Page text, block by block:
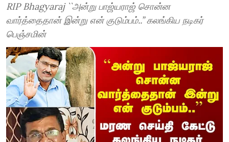
RIP Bhagyaraj ``அன்று பாஜ்யராஜ் சொன்ன
வார்த்தைதான் இன்று என் குடும்பம்..’’ கலங்கிய நடிகர்
பெஞ்சமின்